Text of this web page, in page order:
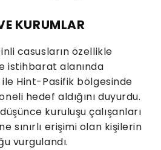
KURUMLAR
casusların özellikle
istihbarat alanında
ile Hint-Pasifik bölgesinde
hedef aldığını duyurdu.
kuruluşu çalışanları
sınırlı erişimi olan kişilerin
vurgulandı.